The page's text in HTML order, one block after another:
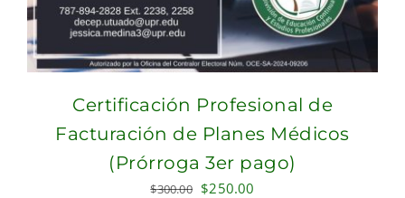
Certificación Profesional de
Facturación de Planes Médicos
(Prórroga 3er pago)
$300.00 Original
$250.00